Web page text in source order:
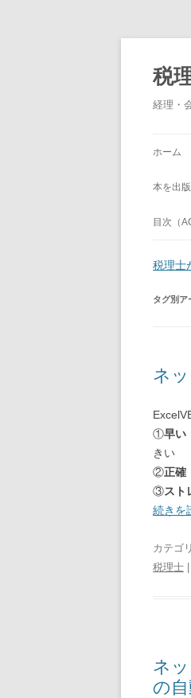
税
経理・
ホーム
本を出
目次（
税理士
タグ別ア
ネ
①早い
きい
②正確
③スト
続きを
カテゴ
税理士
ネ
の